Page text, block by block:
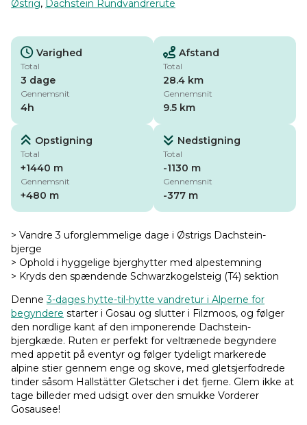
Østrig, Dachstein Rundvandrerute
Varighed
Total
3 dage
Gennemsnit
4h
Afstand
Total
28.4 km
Gennemsnit
9.5 km
Opstigning
Total
+1440 m
Gennemsnit
+480 m
Nedstigning
Total
-1130 m
Gennemsnit
-377 m
> Vandre 3 uforglemmelige dage i Østrigs Dachstein-
bjerge
> Ophold i hyggelige bjerghytter med alpestemning
> Kryds den spændende Schwarzkogelsteig (T4) sektion
Denne3-dages hytte-til-hytte vandretur i Alperne for
begyndere starter i Gosau og slutter i Filzmoos, og følger
den nordlige kant af den imponerende Dachstein-
bjergkæde. Ruten er perfekt for veltrænede begyndere
med appetit på eventyr og følger tydeligt markerede
alpine stier gennem enge og skove, med gletsjerfodrede
tinder såsom Hallstätter Gletscher i det fjerne. Glem ikke at
tage billeder med udsigt over den smukke Vorderer
Gosausee!